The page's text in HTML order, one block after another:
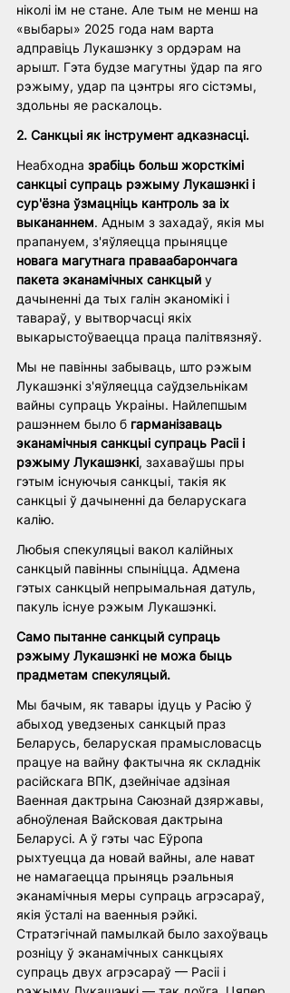
ніколі ім не стане. Але тым не менш на
«выбары» 2025 года нам варта
адправіць Лукашэнку з ордэрам на
арышт. Гэта будзе магутны ўдар па яго
рэжыму, удар па цэнтры яго сістэмы,
здольны яе раскалоць.
2. Санкцыі як інструмент адказнасці.
Неабходна зрабіць больш жорсткімі
санкцыі супраць рэжыму Лукашэнкі і
сур'ёзна ўзмацніць кантроль за іх
выкананнем. Адным з захадаў, якія мы
прапануем, з'яўляецца прыняцце
новага магутнага праваабарончага
пакета эканамічных санкцый у
дачыненні да тых галін эканомікі і
тавараў, у вытворчасці якіх
выкарыстоўваецца праца палітвязняў.
Мы не павінны забываць, што рэжым
Лукашэнкі з'яўляецца саўдзельнікам
вайны супраць Украіны. Найлепшым
рашэннем было б гарманізаваць
эканамічныя санкцыі супраць Расіі і
рэжыму Лукашэнкі, захаваўшы пры
гэтым існуючыя санкцыі, такія як
санкцыі ў дачыненні да беларускага
калію.
Любыя спекуляцыі вакол калійных
санкцый павінны спыніцца. Адмена
гэтых санкцый непрымальная датуль,
пакуль існуе рэжым Лукашэнкі.
Само пытанне санкцый супраць
рэжыму Лукашэнкі не можа быць
прадметам спекуляцый.
Мы бачым, як тавары ідуць у Расію ў
абыход уведзеных санкцый праз
Беларусь, беларуская прамысловасць
працуе на вайну фактычна як складнік
расійскага ВПК, дзейнічае адзіная
Ваенная дактрына Саюзнай дзяржавы,
абноўленая Вайсковая дактрына
Беларусі. А ў гэты час Еўропа
рыхтуецца да новай вайны, але нават
не намагаецца прыняць рэальныя
эканамічныя меры супраць агрэсараў,
якія ўсталі на ваенныя рэйкі.
Стратэгічнай памылкай было захоўваць
розніцу ў эканамічных санкцыях
супраць двух агрэсараў — Расіі і